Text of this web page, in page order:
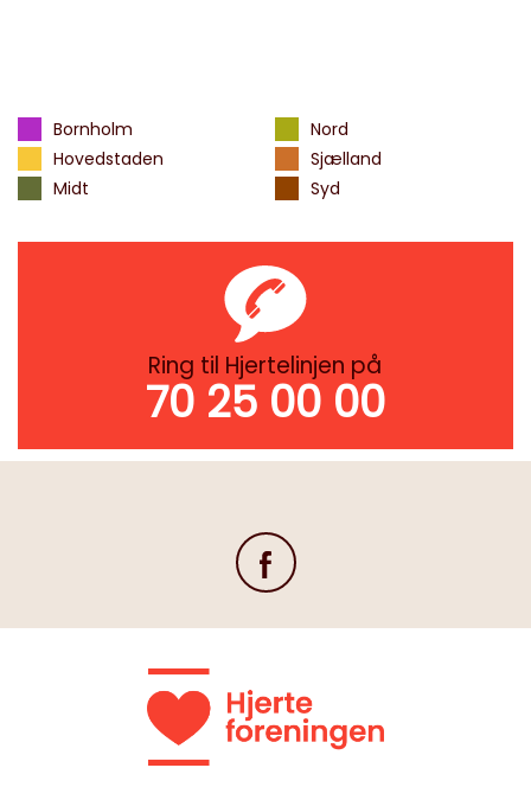
Bornholm
Hovedstaden
Midt
Nord
Sjælland
Syd
Ring til Hjertelinjen på
70 25 00 00